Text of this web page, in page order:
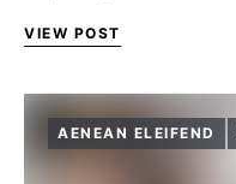
VIEW POST
AENEAN ELEIFEND